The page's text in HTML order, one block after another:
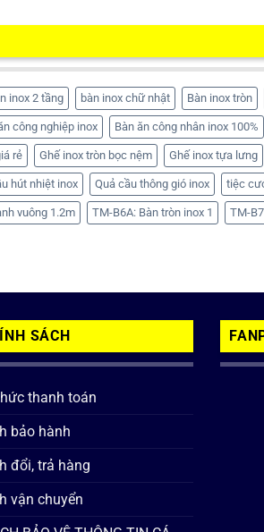
inox 2 tầng bàn inox chữ nhật Bàn inox tròn
công nghiệp inox Bàn ăn công nhân inox 100%
rẻ Ghế inox tròn bọc nệm Ghế inox tựa lưng
hút nhiệt inox Quả cầu thông gió inox tiệc
vuông 1.2m TM-B6A: Bàn tròn inox 1 TM-
SÁCH
thanh toán
bảo hành
đổi, trả hàng
vận chuyển